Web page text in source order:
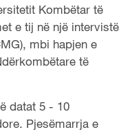
Kombëtar të
e tij në një intervistë
mbi hapjen e
të
datat 5 - 10
Pjesëmarrja e